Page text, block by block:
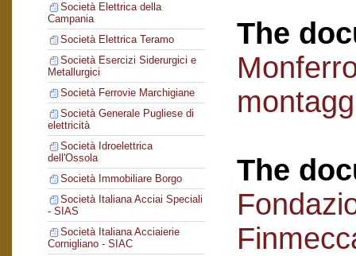
Società Elettrica della
Campania
Società Elettrica Teramo
Società Esercizi Siderurgici e
Metallurgici
Società Ferrovie Marchigiane
Società Generale Pugliese di
elettricità
Società Idroelettrica
dell'Ossola
Società Immobiliare Borgo
Società Italiana Acciai Speciali
- SIAS
Società Italiana Acciaierie
Cornigliano - SIAC
The
The